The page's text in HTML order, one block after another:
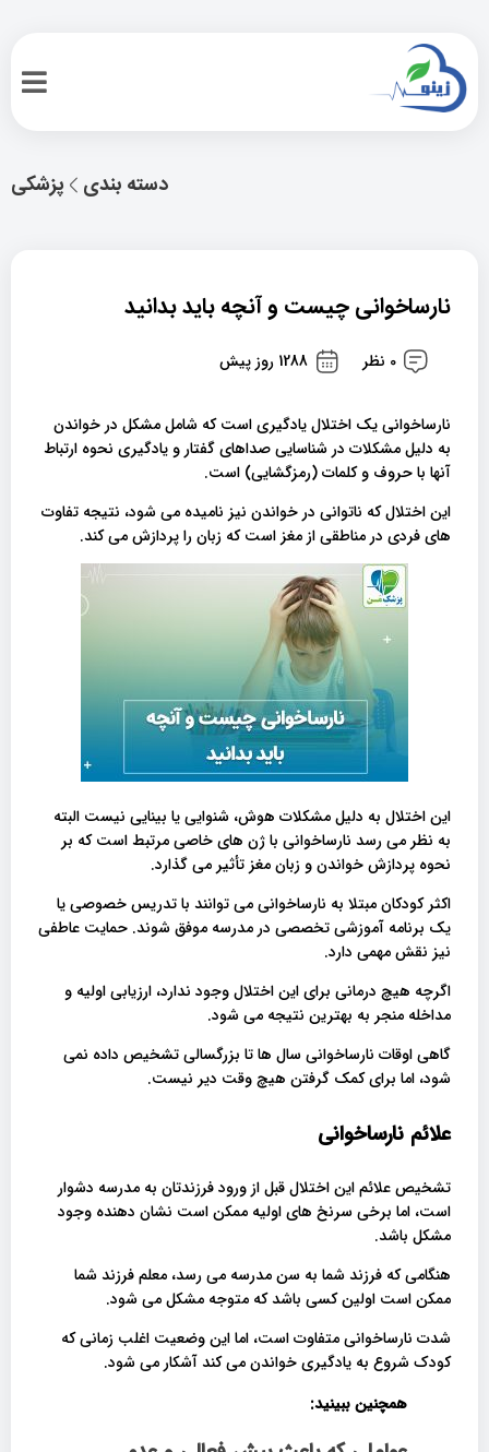
پزشکی دسته بندی
نارساخوانی چیست و آنچه باید بدانید
0 نظر 1288 روز پیش
نارساخوانی یک اختلال یادگیری است که شامل مشکل در خواندن
به دلیل مشکلات در شناسایی صداهای گفتار و یادگیری نحوه ارتباط
آنها با حروف و کلمات (رمزگشایی) است.
این اختلال که ناتوانی در خواندن نیز نامیده می شود، نتیجه تفاوت
های فردی در مناطقی از مغز است که زبان را پردازش می کند.
این اختلال به دلیل مشکلات هوش، شنوایی یا بینایی نیست البته
به نظر می رسد نارساخوانی با ژن های خاصی مرتبط است که بر
نحوه پردازش خواندن و زبان مغز تأثیر می گذارد.
اکثر کودکان مبتلا به نارساخوانی می توانند با تدریس خصوصی یا
یک برنامه آموزشی تخصصی در مدرسه موفق شوند. حمایت عاطفی
نیز نقش مهمی دارد.
اگرچه هیچ درمانی برای این اختلال وجود ندارد، ارزیابی اولیه و
مداخله منجر به بهترین نتیجه می شود.
گاهی اوقات نارساخوانی سال ها تا بزرگسالی تشخیص داده نمی
شود، اما برای کمک گرفتن هیچ وقت دیر نیست.
علائم نارساخوانی
تشخیص علائم این اختلال قبل از ورود فرزندتان به مدرسه دشوار
است، اما برخی سرنخ های اولیه ممکن است نشان دهنده وجود
مشکل باشد.
هنگامی که فرزند شما به سن مدرسه می رسد، معلم فرزند شما
ممکن است اولین کسی باشد که متوجه مشکل می شود.
شدت نارساخوانی متفاوت است، اما این وضعیت اغلب زمانی که
کودک شروع به یادگیری خواندن می کند آشکار می شود.
همچنین ببینید: